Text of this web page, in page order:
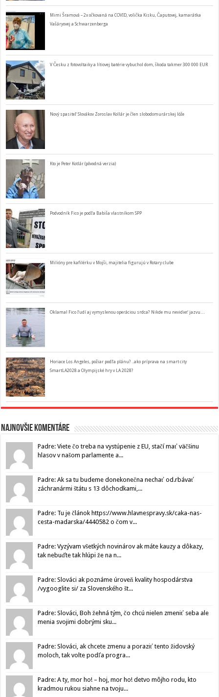
Mimi Šramová – 2x očkovaná na COVID, volička Kisku, Čaputovej, kamarátka
Vašáryovej a Schwarzenberga
V Česku z fotovoltaiky a lítiovej batérie vybuchol dom, škoda takmer 300 000 EUR
Nový spasiteľ Slovákov Zoroslav Kollár je člen slobodomurárskej lóže
Kto je Peter Kotlár (pôvodná verzia)
Podvodník Fico je podľa Babiša vlastníkom SPP
Milióny pre kafilérku v Mojši, majitelia figurujú v Rotary clube
Oklamal Fico ľudí aj vymyslenou operáciou srdca? Nikde mu nevidieť jazvu…
Horiace Los Angeles, požiar podľa plánu? ..ako príprava na smart city
SmartLA2028 a Olympijské hry v LA 2028?
Najnovšie komentáre
Padre: Viete čo treba na vystúpenie z EU, stačí mať väčšinu
hlasov v našom parlamente a...
Padre: Ak sa tu budeme donekonečna nechať od.rbávať
záchranármi štátu s 13 dôchodkami,...
Padre: Tu je článok https://www.hlavnespravy.sk/caka-nas-
cesta-madarska/4440582 o čom v...
Padre: Vyzývam všetkých novinárov ak máte kauzy a dôkazy,
tak nebuďte tak hlúpi že na n...
Padre: Slováci ak poznáme úroveň kvality hospodárstva
/vygooglite si/ za Slovenského št...
Padre: Slováci, Boh žehná tým, čo chcú nielen zmeniť seba ale
menia svojimi dobrými sku...
Padre: Slováci, ak chcete zmenu a poraziť tento židovský
moloch, tak volte podľa progra...
Padre: A ty, mor ho! – hoj, mor ho! detvo môjho rodu, kto
kradmou rukou siahne na tvoju...